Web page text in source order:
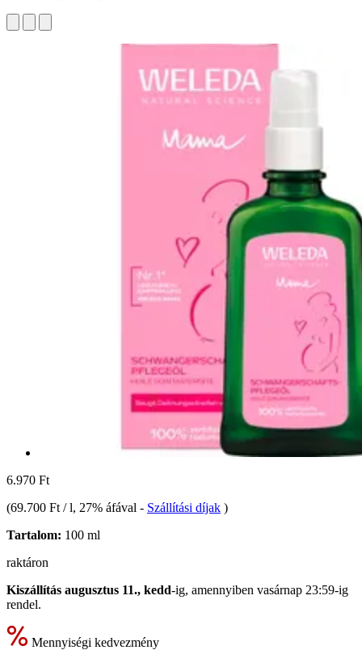
6.970 Ft
(69.700 Ft / l, 27% áfával - Szállítási díjak )
Tartalom: 100 ml
raktáron
Kiszállítás augusztus 11., kedd-ig, amennyiben vasárnap 23:59-ig
rendel.
Mennyiségi kedvezmény